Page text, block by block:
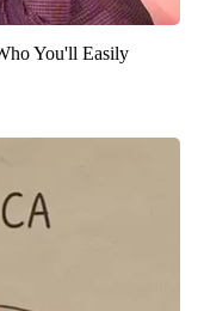
You'll Easily